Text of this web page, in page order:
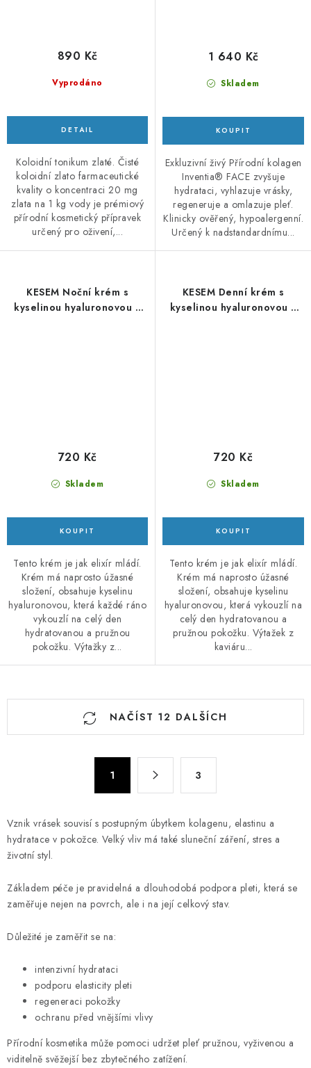
Vyprodáno
890 Kč
Koloidní tonikum zlaté. Čisté
koloidní zlato farmaceutické
kvality o koncentraci 20 mg
zlata na 1 kg vody je prémiový
přírodní kosmetický přípravek
určený pro oživení,...
Skladem
1 640 Kč
Exkluzivní živý Přírodní kolagen
Inventia® FACE zvyšuje
hydrataci, vyhlazuje vrásky,
regeneruje a omlazuje pleť.
Klinicky ověřený, hypoalergenní.
Určený k nadstandardnímu...
KESEM Noční krém s
kyselinou hyaluronovou a
Skladem
720 Kč
Tento krém je jak elixír mládí.
Krém má naprosto úžasné
složení, obsahuje kyselinu
hyaluronovou, která každé ráno
vykouzlí na celý den
hydratovanou a pružnou
pokožku. Výtažky z...
KESEM Denní krém s
kyselinou hyaluronovou a
Skladem
720 Kč
Tento krém je jak elixír mládí.
Krém má naprosto úžasné
složení, obsahuje kyselinu
hyaluronovou, která vykouzlí na
celý den hydratovanou a
pružnou pokožku. Výtažek z
kaviáru...
c
í
p
v
k
v
NAČÍST 12 DALŠÍCH
á
n
k
o
v
á
í
1 3
Vznik vrásek souvisí s postupným úbytkem kolagenu, elastinu a
hydratace v pokožce. Velký vliv má také sluneční záření, stres a
životní styl.
Základem péče je pravidelná a dlouhodobá podpora pleti, která se
zaměřuje nejen na povrch, ale i na její celkový stav.
Důležité je zaměřit se na:
intenzivní hydrataci
podporu elasticity pleti
regeneraci pokožky
ochranu před vnějšími vlivy
Přírodní kosmetika může pomoci udržet pleť pružnou, vyživenou a
viditelně svěžejší bez zbytečného zatížení.